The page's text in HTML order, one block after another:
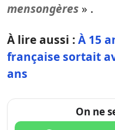
mensongères » .
À lire aussi :À 15
française sortait
ans
On ne